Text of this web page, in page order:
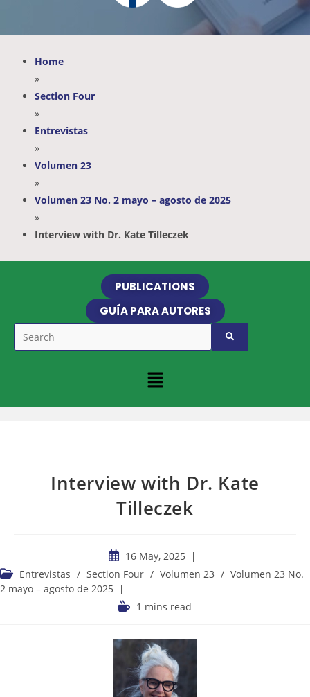
Home
»
Section Four
»
Entrevistas
»
Volumen 23
»
Volumen 23 No. 2 mayo – agosto de 2025
»
Interview with Dr. Kate Tilleczek
PUBLICATIONS
GUÍA PARA AUTORES
Interview with Dr. Kate
Tilleczek
16 May, 2025
Entrevistas / Section Four / Volumen 23 / Volumen 23 No.
2 mayo – agosto de 2025
1 mins read